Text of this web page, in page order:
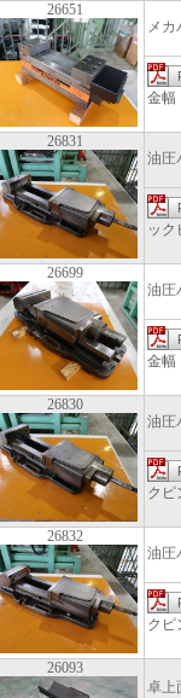
26651
メカ
金
26831
油圧
ッ
26699
油圧
金
26830
油圧
ク
26832
油圧
ク
26093
卓上